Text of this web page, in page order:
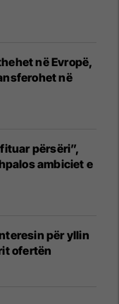
në Evropë,
në
përsëri”,
ambiciet e
për yllin
ofertën